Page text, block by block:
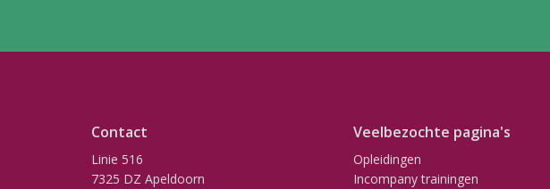
Contact
Linie 516
7325 DZ Apeldoorn
Veelbezochte pagina's
Opleidingen
Incompany trainingen